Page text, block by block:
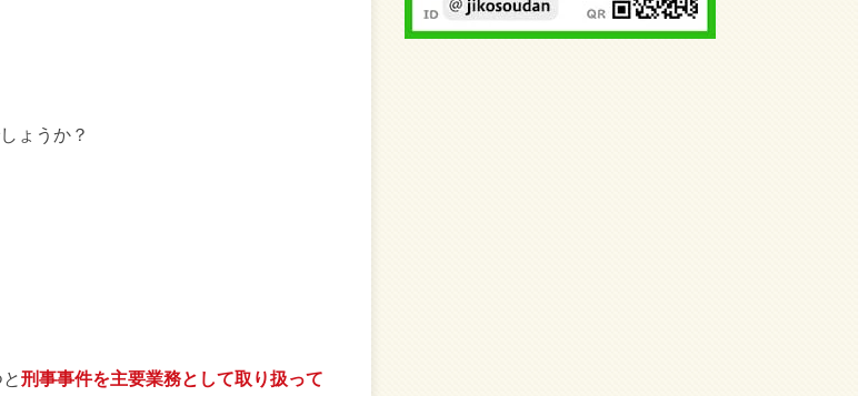
ょうか？
刑事事件を主要業務として取り扱って